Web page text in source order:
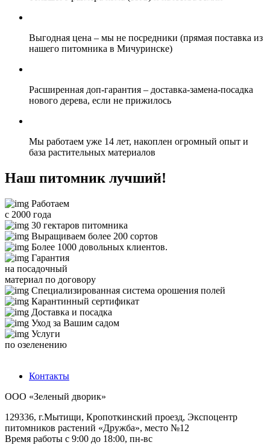
Выгодная цена – мы не посредники (прямая поставка из
нашего питомника в Мичуринске)
Расширенная доп-гарантия – доставка-замена-посадка
нового дерева, если не прижилось
Мы работаем уже 14 лет, накоплен огромный опыт и
база растительных материалов
Наш питомник лучший!
Работаем
с 2000 года
30 гектаров питомника
Выращиваем более 200 сортов
Более 1000 довольных клиентов.
Гарантия
на посадочный
материал по договору
Специализированная система орошения полей
Карантинный сертификат
Доставка и посадка
Уход за Вашим садом
Услуги
по озеленению
Контакты
ООО «Зеленый дворик»
129336, г.Мытищи, Кропоткинский проезд, Экспоцентр
питомников растений «Дружба», место №12
Время работы с 9:00 до 18:00, пн-вс